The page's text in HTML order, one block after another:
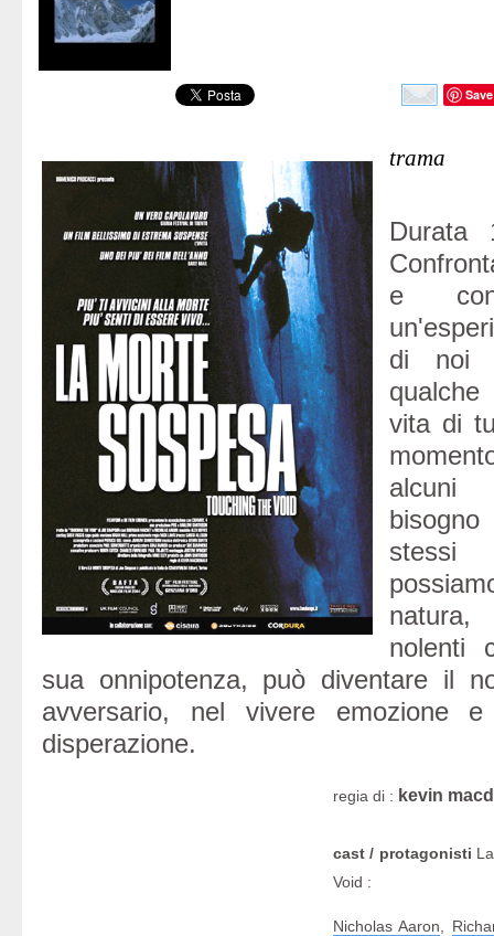
Save
trama
Durata
e
di noi
vita di
alcuni
nolenti
sua onnipotenza, può diventare il
avversario, nel vivere emozione
disperazione.
regia di : kevin
cast / protagonisti
Void :
Nicholas Aaron